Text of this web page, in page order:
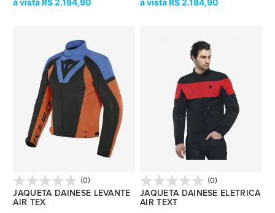
R$ 2.184,90 R$ 2.184,90
(0)
JAQUETA DAINESE LEVANTE
AIR TEX
(0)
JAQUETA DAINESE ELETRICA
AIR TEXT